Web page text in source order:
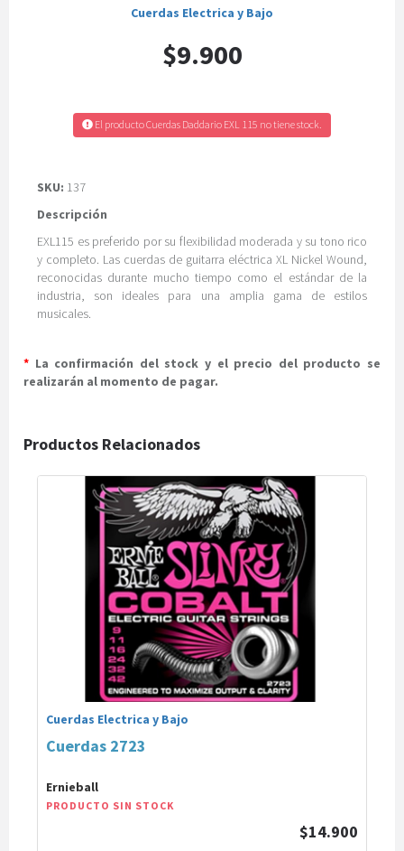
Cuerdas Electrica y Bajo
$9.900
El producto Cuerdas Daddario EXL 115 no tiene stock.
SKU: 137
Descripción
EXL115 es preferido por su flexibilidad moderada y su tono rico
y completo. Las cuerdas de guitarra eléctrica XL Nickel Wound,
reconocidas durante mucho tiempo como el estándar de la
industria, son ideales para una amplia gama de estilos
musicales.
* La confirmación del stock y el precio del producto se
realizarán al momento de pagar.
Productos Relacionados
Cuerdas Electrica y Bajo
Cuerdas 2723
Ernieball
PRODUCTO SIN STOCK
$14.900